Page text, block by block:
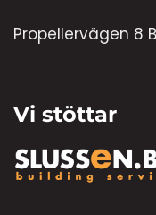
Propellervägen 8
Vi stöttar